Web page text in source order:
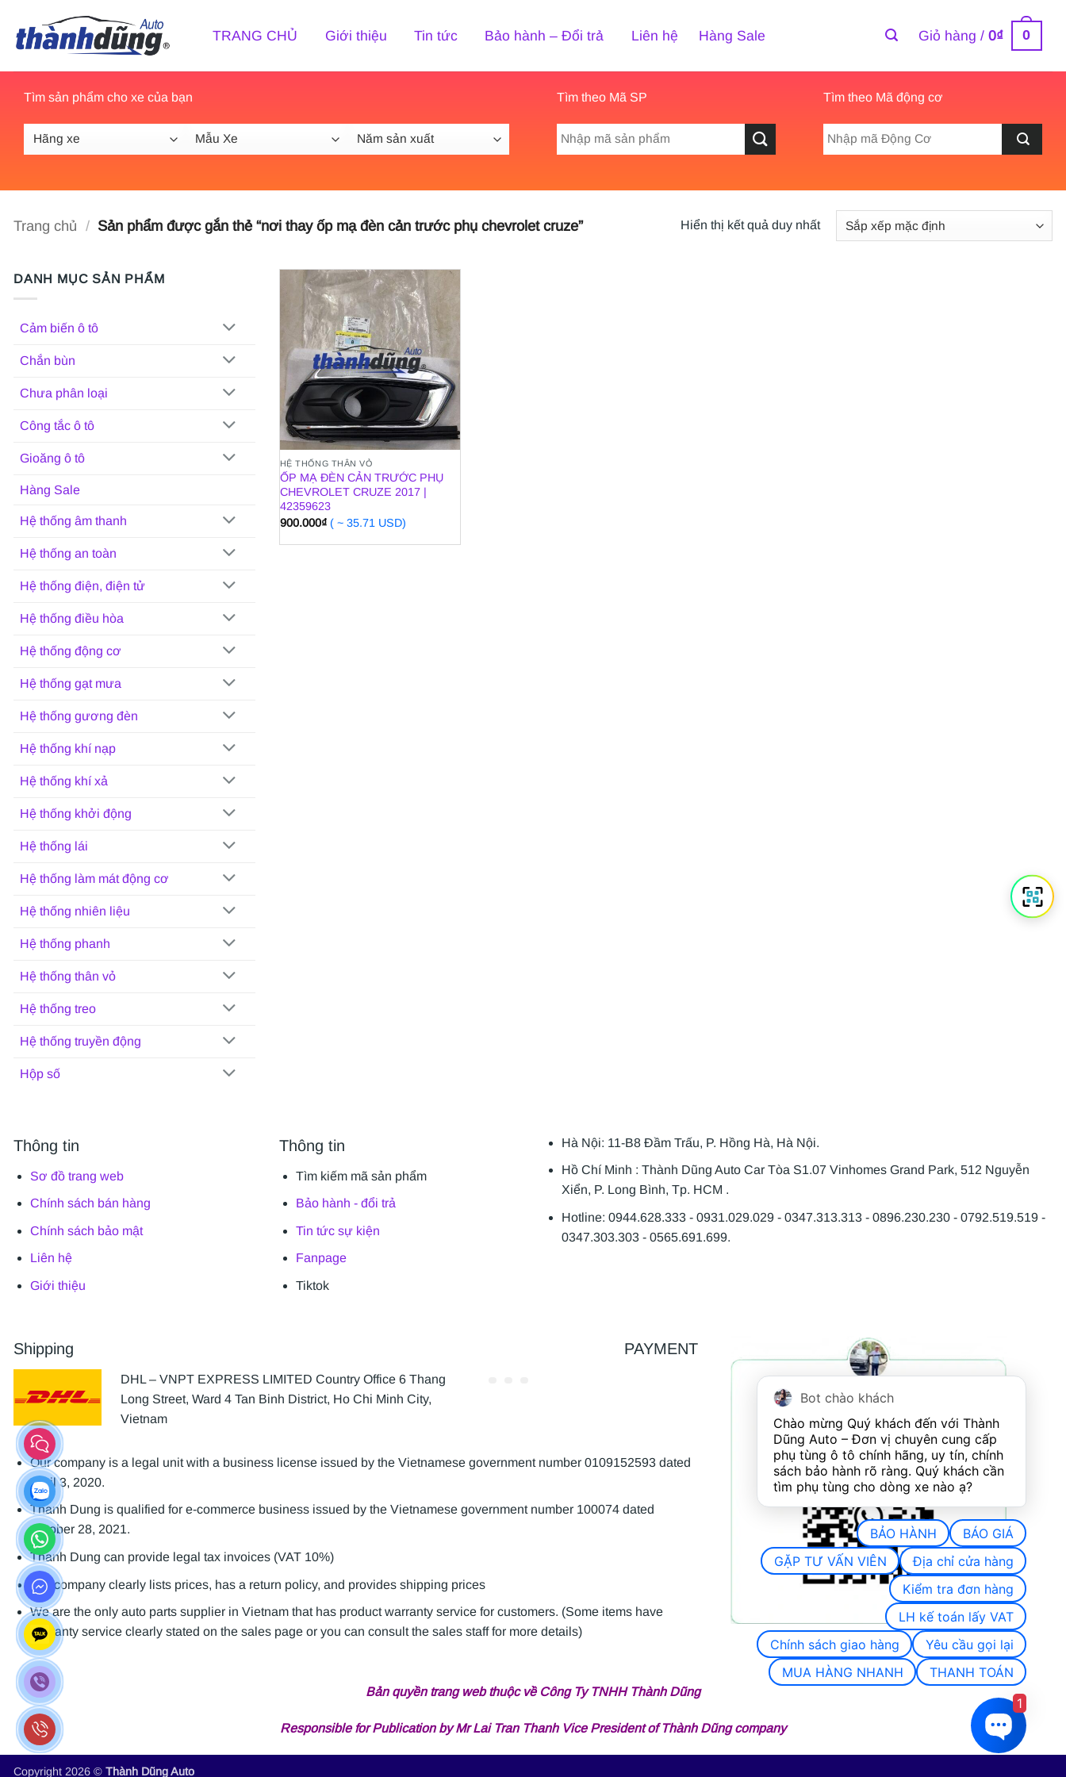
qua
nội
dung
TRANG CHỦ Giới thiệu Tin tức Bảo hành – Đổi trả Liên hệ Hàng Sale Giỏ hàng /0₫ 0
Tìm sản phẩm cho xe của bạn Tìm theo Mã SP
Tìm
Tìm theo Mã động cơ
Trang chủ / Sản phẩm được gắn thẻ “nơi thay ốp mạ đèn cản trước phụ chevrolet cruze” Hiển thị kết quả duy nhất
DANH MỤC SẢN PHẨM
Cảm biến ô tô
Chắn bùn
Chưa phân loại
Công tắc ô tô
Gioăng ô tô
Hàng Sale
Hệ thống âm thanh
Hệ thống an toàn
Hệ thống điện, điện tử
Hệ thống điều hòa
Hệ thống động cơ
Hệ thống gạt mưa
Hệ thống gương đèn
Hệ thống khí nạp
Hệ thống khí xả
Hệ thống khởi động
Hệ thống lái
Hệ thống làm mát động cơ
Hệ thống nhiên liệu
Hệ thống phanh
Hệ thống thân vỏ
Hệ thống treo
Hệ thống truyền động
Hộp số
HỆ THỐNG THÂN VỎ
ỐP MẠ ĐÈN CẢN TRƯỚC PHỤ
CHEVROLET CRUZE 2017 |
42359623
900.000₫ ( ~ 35.71 USD)
Thông tin
Sơ đồ trang web
Chính sách bán hàng
Chính sách bảo mật
Liên hệ
Giới thiệu
Thông tin
Tìm kiếm mã sản phẩm
Bảo hành - đổi trả
Tin tức sự kiện
Fanpage
Tiktok
Hà Nội: 11-B8 Đầm Trấu, P. Hồng Hà, Hà Nội.
Hồ Chí Minh : Thành Dũng Auto Car Tòa S1.07 Vinhomes Grand Park, 512 Nguyễn
Xiển, P. Long Bình, Tp. HCM .
Hotline: 0944.628.333 - 0931.029.029 - 0347.313.313 - 0896.230.230 - 0792.519.519 -
0347.303.303 - 0565.691.699.
Shipping
DHL – VNPT EXPRESS LIMITED Country Office 6 Thang
Long Street, Ward 4 Tan Binh District, Ho Chi Minh City,
Vietnam
PAYMENT
Our company is a legal unit with a business license issued by the Vietnamese government number 0109152593 dated
April 3, 2020.
Thanh Dung is qualified for e-commerce business issued by the Vietnamese government number 100074 dated
October 28, 2021.
Thanh Dung can provide legal tax invoices (VAT 10%)
Our company clearly lists prices, has a return policy, and provides shipping prices
We are the only auto parts supplier in Vietnam that has product warranty service for customers. (Some items have
warranty service clearly stated on the sales page or you can consult the sales staff for more details)
Bản quyền trang web thuộc về Công Ty TNHH Thành Dũng
Responsible for Publication by Mr Lai Tran Thanh Vice President of Thành Dũng company
Copyright 2026 © Thành Dũng Auto
Bot chào khách
Chào mừng Quý khách đến với Thành
Dũng Auto – Đơn vị chuyên cung cấp
phụ tùng ô tô chính hãng, uy tín, chính
sách bảo hành rõ ràng. Quý khách cần
tìm phụ tùng cho dòng xe nào ạ?
BẢO HÀNH
BÁO GIÁ
GẶP TƯ VẤN VIÊN
Địa chỉ cửa hàng
Kiểm tra đơn hàng
LH kế toán lấy VAT
Chính sách giao hàng
Yêu cầu gọi lại
MUA HÀNG NHANH
THANH TOÁN
1